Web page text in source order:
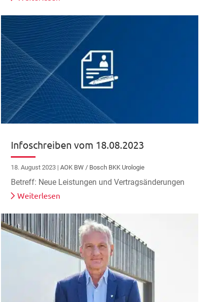
Infoschreiben vom 18.08.2023
18. August 2023 |AOK BW / Bosch BKK Urologie
Betreff: Neue Leistungen und Vertragsänderungen
Weiterlesen